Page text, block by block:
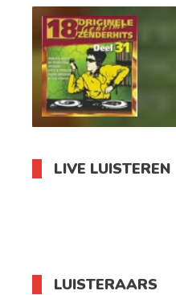
LIVE LUISTEREN
LUISTERAARS